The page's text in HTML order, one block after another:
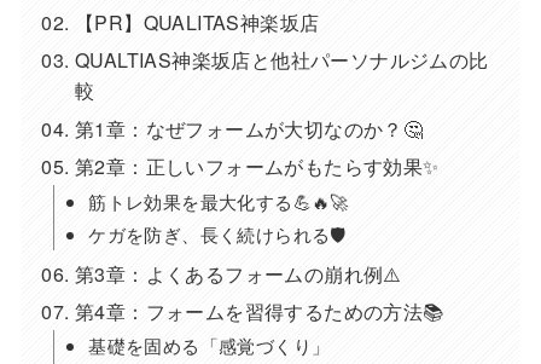
【PR】QUALITAS神楽坂店
QUALTIAS神楽坂店と他社パーソナルジムの比
較
第1章：なぜフォームが大切なのか？🤔
第2章：正しいフォームがもたらす効果✨
筋トレ効果を最大化する💪🔥🚀
ケガを防ぎ、長く続けられる🛡️
第3章：よくあるフォームの崩れ例⚠️
第4章：フォームを習得するための方法📚
基礎を固める「感覚づくり」